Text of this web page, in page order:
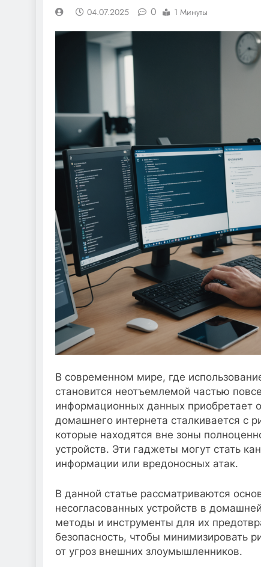
04.07.2025 0 1 Минуты
В современном мире, где
становится неотъемлемой частью
информационных данных приобретает
домашнего интернета сталкивается с
которые находятся вне зоны
устройств. Эти гаджеты могут стать
информации или вредоносных атак.
В данной статье рассматриваются
несогласованных устройств в
методы и инструменты для их
безопасность, чтобы минимизировать
от угроз внешних злоумышленников.